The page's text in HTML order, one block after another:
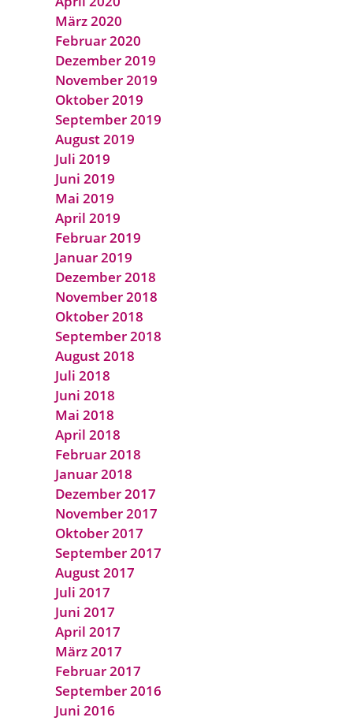
März 2020
Februar 2020
Dezember 2019
November 2019
Oktober 2019
September 2019
August 2019
Juli 2019
Juni 2019
Mai 2019
April 2019
Februar 2019
Januar 2019
Dezember 2018
November 2018
Oktober 2018
September 2018
August 2018
Juli 2018
Juni 2018
Mai 2018
April 2018
Februar 2018
Januar 2018
Dezember 2017
November 2017
Oktober 2017
September 2017
August 2017
Juli 2017
Juni 2017
April 2017
März 2017
Februar 2017
September 2016
Juni 2016